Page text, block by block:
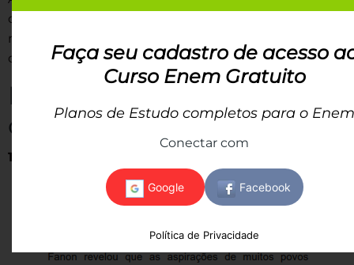
que deve ser fomentado e preservado, pois traz uma
riqueza de trocas entre as e possibilidades de modos
de vida.
Exercícios sobre o
conceito de cultura
1) (Enem-2017)
Faça seu cadastro de acesso
Curso Enem Gratuito
Planos de Estudo completos para o Enem
Conectar com
Política de Privacidade